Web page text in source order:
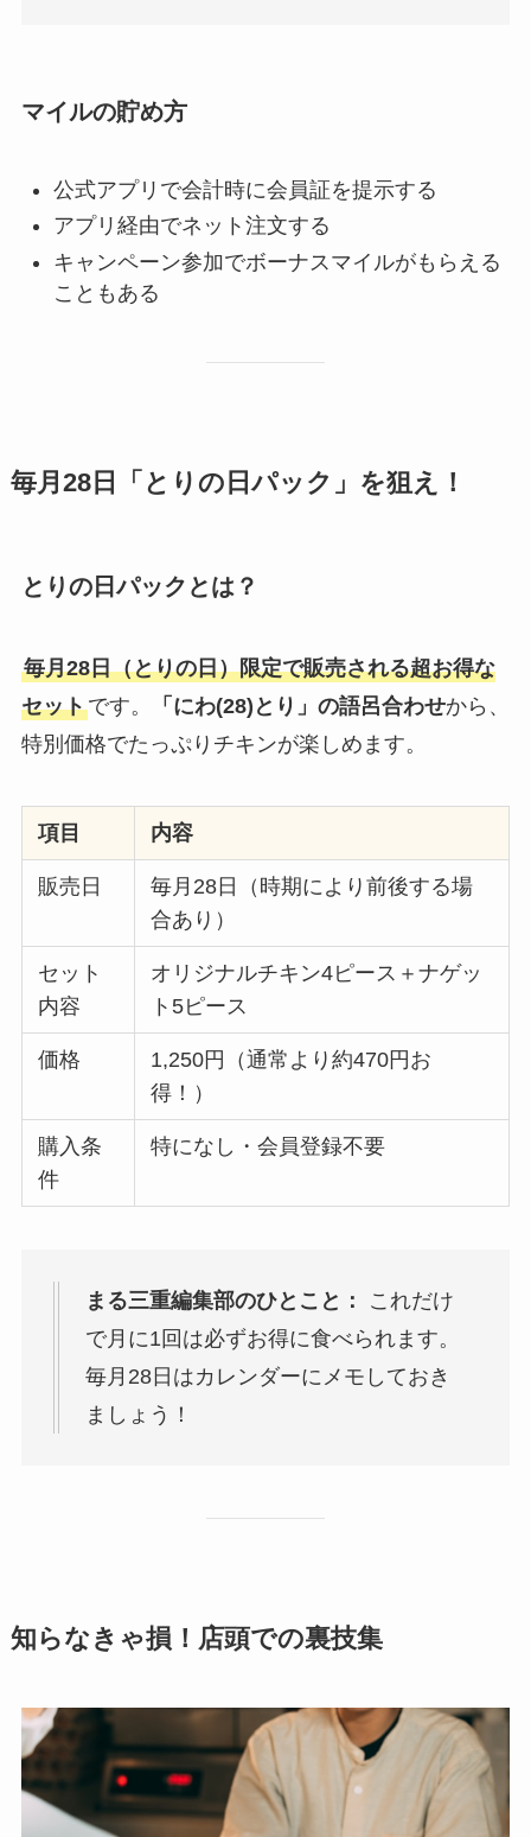
マイルの貯め方
公式アプリで会計時に会員証を提示する
アプリ経由でネット注文する
キャンペーン参加でボーナスマイルがもらえる
こともある
毎月28日「とりの日パック」を狙え！
とりの日パックとは？
毎月28日（とりの日）限定で販売される超お得な
セットです。 「にわ(28)とり」の語呂合わせから、
特別価格でたっぷりチキンが楽しめます。
項目 内容
販売日
毎月28日（時期により前後する場
合あり）
セット
内容
オリジナルチキン4ピース＋ナゲッ
ト5ピース
価格
1,250円（通常より約470円お
得！）
購入条
件
特になし・会員登録不要
まる三重編集部のひとこと：
これだけ
で月に1回は必ずお得に食べられます。
毎月28日はカレンダーにメモしておき
ましょう！
知らなきゃ損！店頭での裏技集